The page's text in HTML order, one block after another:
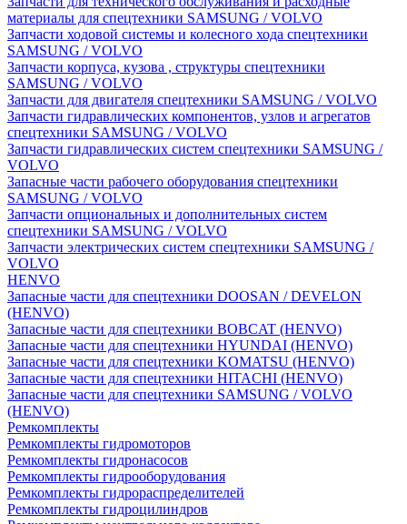
материалы для спецтехники SAMSUNG / VOLVO
Запчасти ходовой системы и колесного хода спецтехники
SAMSUNG / VOLVO
Запчасти корпуса, кузова , структуры спецтехники
SAMSUNG / VOLVO
Запчасти для двигателя спецтехники SAMSUNG / VOLVO
Запчасти гидравлических компонентов, узлов и агрегатов
спецтехники SAMSUNG / VOLVO
Запчасти гидравлических систем спецтехники SAMSUNG /
VOLVO
Запасные части рабочего оборудования спецтехники
SAMSUNG / VOLVO
Запчасти опциональных и дополнительных систем
спецтехники SAMSUNG / VOLVO
Запчасти электрических систем спецтехники SAMSUNG /
VOLVO
HENVO
Запасные части для спецтехники DOOSAN / DEVELON
(HENVO)
Запасные части для спецтехники BOBCAT (HENVO)
Запасные части для спецтехники HYUNDAI (HENVO)
Запасные части для спецтехники KOMATSU (HENVO)
Запасные части для спецтехники HITACHI (HENVO)
Запасные части для спецтехники SAMSUNG / VOLVO
(HENVO)
Ремкомплекты
Ремкомплекты гидромоторов
Ремкомплекты гидронасосов
Ремкомплекты гидрооборудования
Ремкомплекты гидрораспределителей
Ремкомплекты гидроцилиндров